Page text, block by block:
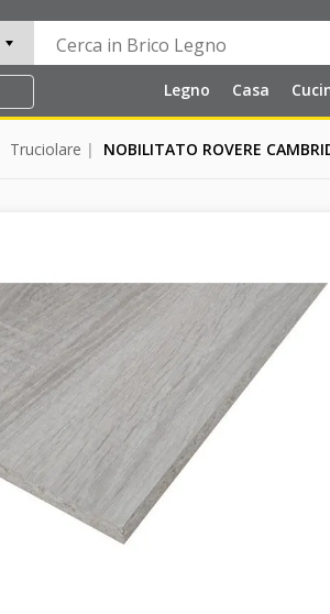
Legno Casa
Truciolare NOBILITATO ROVERE